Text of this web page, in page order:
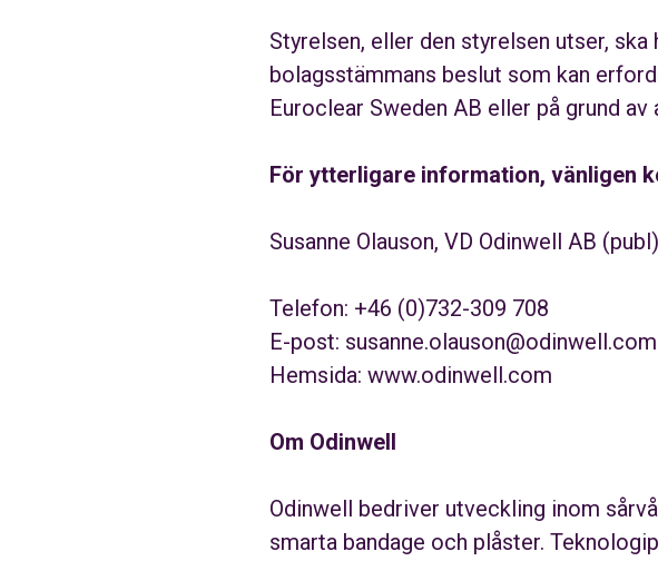
Styrelsen, eller den styrelsen utser,
bolagsstämmans beslut som kan
Euroclear Sweden AB eller på grund av
För ytterligare information, vänligen
Susanne Olauson, VD Odinwell AB (publ)
Telefon: +46 (0)732-309 708
E-post: susanne.olauson@odinwell.com
Hemsida: www.odinwell.com
Om Odinwell
Odinwell bedriver utveckling inom
smarta bandage och plåster.